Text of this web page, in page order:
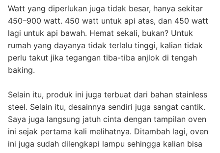
Watt yang diperlukan juga tidak besar, hanya sekitar
450–900 watt. 450 watt untuk api atas, dan 450 watt
lagi untuk api bawah. Hemat sekali, bukan? Untuk
rumah yang dayanya tidak terlalu tinggi, kalian tidak
perlu takut jika tegangan tiba-tiba anjlok di tengah
baking.
Selain itu, produk ini juga terbuat dari bahan stainless
steel. Selain itu, desainnya sendiri juga sangat cantik.
Saya juga langsung jatuh cinta dengan tampilan oven
ini sejak pertama kali melihatnya. Ditambah lagi, oven
ini juga sudah dilengkapi lampu sehingga kalian bisa